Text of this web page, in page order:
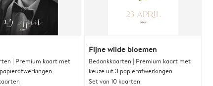
| Premium kaart met
Fijne wilde bloemen
Bedankkaarten | Premium kaart met
keuze uit 3 papierafwerkingen
Set van 10 kaarten